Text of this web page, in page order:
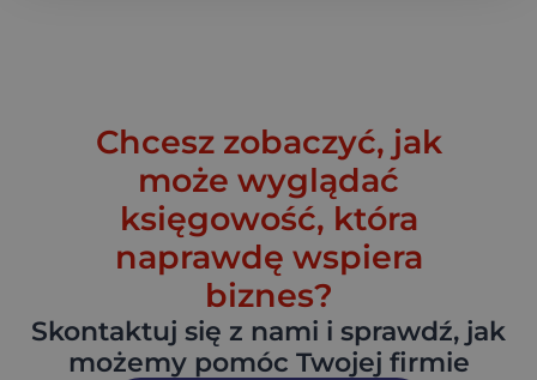
Chcesz zobaczyć, jak
może wyglądać
księgowość, która
naprawdę wspiera
biznes?
Skontaktuj się z nami i sprawdź, jak
możemy pomóc Twojej firmie